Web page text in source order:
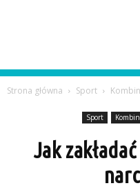
Strona główna Sport
Sport
Jak